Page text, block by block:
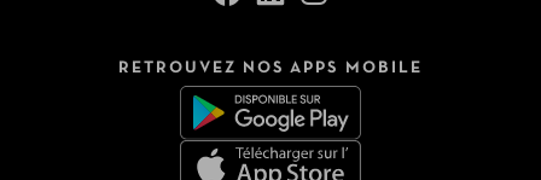
RETROUVEZ NOS APPS MOBILE